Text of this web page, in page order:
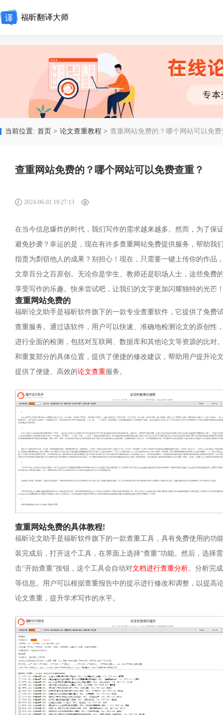
福昕翻译大师
当前位置: 首页 > 论文查重教程 > 查重网站免费的？哪个网站可以免
查重网站免费的？哪个网站可以免费查重？
2024-06-01 19:27:13
在当今信息爆炸的时代，我们写作的需求越来越多。然而，为了
避免抄袭？幸运的是，现在有许多查重网站免费提供服务，帮助
指责为剽窃他人的成果？别担心！现在，只需要一键上传你的作
文章百分之百原创。无论你是学生、教师还是职场人士，这些免
享受写作的乐趣。快来尝试吧，让我们的文字更加闪耀独特的光芒
查重网站免费的
福昕论文助手是福昕软件旗下的一款专业查重软件，它提供了免
查重服务。通过该软件，用户可以快速、准确地检测论文的原创
进行全面的检测，包括对互联网、数据库和其他论文等资源的比
和重复部分的具体位置，提供了便捷的修改建议，帮助用户提升
提供了便捷、高效的论文查重服务。
查重网站免费的具体教程!
福昕论文助手是福昕软件旗下的一款查重工具，具有免费使用的
装完成后，打开这个工具，在界面上选择“查重”功能。然后，选择
击“开始查重”按钮，这个工具会自动对文档进行查重分析。分析完
等信息。用户可以根据查重报告中的提示进行修改和调整，以提
论文查重，提升学术写作的水平。